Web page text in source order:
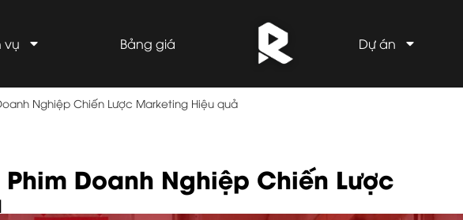
vụ Bảng giá Dự án
Nghiệp Chiến Lược Marketing Hiệu quả
Doanh Nghiệp Chiến Lược